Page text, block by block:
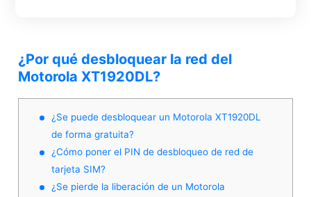
¿Por qué desbloquear la red del
Motorola XT1920DL?
¿Se puede desbloquear un Motorola XT1920DL
de forma gratuita?
¿Cómo poner el PIN de desbloqueo de red de
tarjeta SIM?
¿Se pierde la liberación de un Motorola